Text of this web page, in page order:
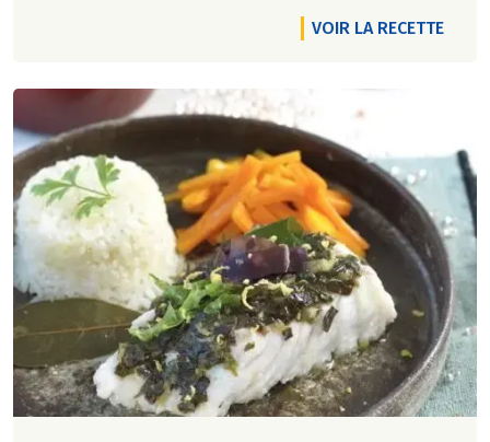
VOIR LA RECETTE